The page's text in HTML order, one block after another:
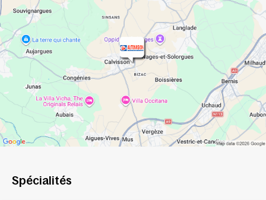
Spécialités